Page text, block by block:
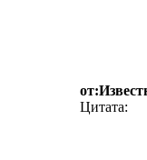
Цитата: